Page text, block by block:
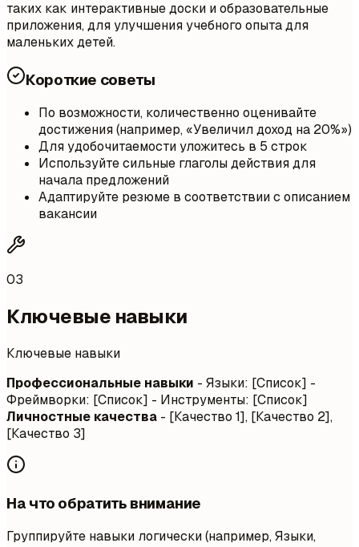
таких как интерактивные доски и образовательные
приложения, для улучшения учебного опыта для
маленьких детей.
Короткие советы
По возможности, количественно оценивайте
достижения (например, «Увеличил доход на 20%»)
Для удобочитаемости уложитесь в 5 строк
Используйте сильные глаголы действия для
начала предложений
Адаптируйте резюме в соответствии с описанием
вакансии
03
Ключевые навыки
Ключевые навыки
Профессиональные навыки - Языки: [Список] -
Фреймворки: [Список] - Инструменты: [Список]
Личностные качества - [Качество 1], [Качество 2],
[Качество 3]
На что обратить внимание
Группируйте навыки логически (например, Языки,